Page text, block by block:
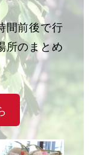
間前後で行
所のまとめ